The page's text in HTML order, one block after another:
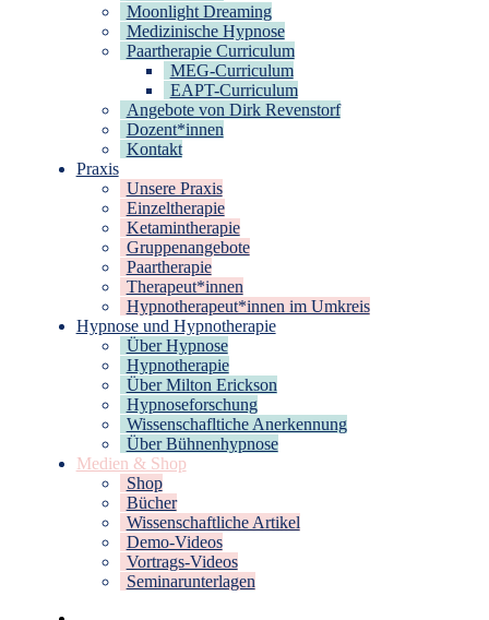
Moonlight Dreaming
Medizinische Hypnose
Paartherapie Curriculum
MEG-Curriculum
EAPT-Curriculum
Angebote von Dirk Revenstorf
Dozent*innen
Kontakt
Praxis
Unsere Praxis
Einzeltherapie
Ketamintherapie
Gruppenangebote
Paartherapie
Therapeut*innen
Hypnotherapeut*innen im Umkreis
Hypnose und Hypnotherapie
Über Hypnose
Hypnotherapie
Über Milton Erickson
Hypnoseforschung
Wissenschafltiche Anerkennung
Über Bühnenhypnose
Medien & Shop
Shop
Bücher
Wissenschaftliche Artikel
Demo-Videos
Vortrags-Videos
Seminarunterlagen